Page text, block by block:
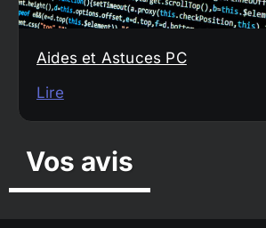
Aides et Astuces PC
Lire
Vos avis